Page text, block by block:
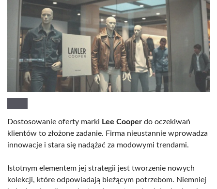
Dostosowanie oferty marki Lee Cooper do oczekiwań
klientów to złożone zadanie. Firma nieustannie wprowadza
innowacje i stara się nadążać za modowymi trendami.
Istotnym elementem jej strategii jest tworzenie nowych
kolekcji, które odpowiadają bieżącym potrzebom. Niemniej